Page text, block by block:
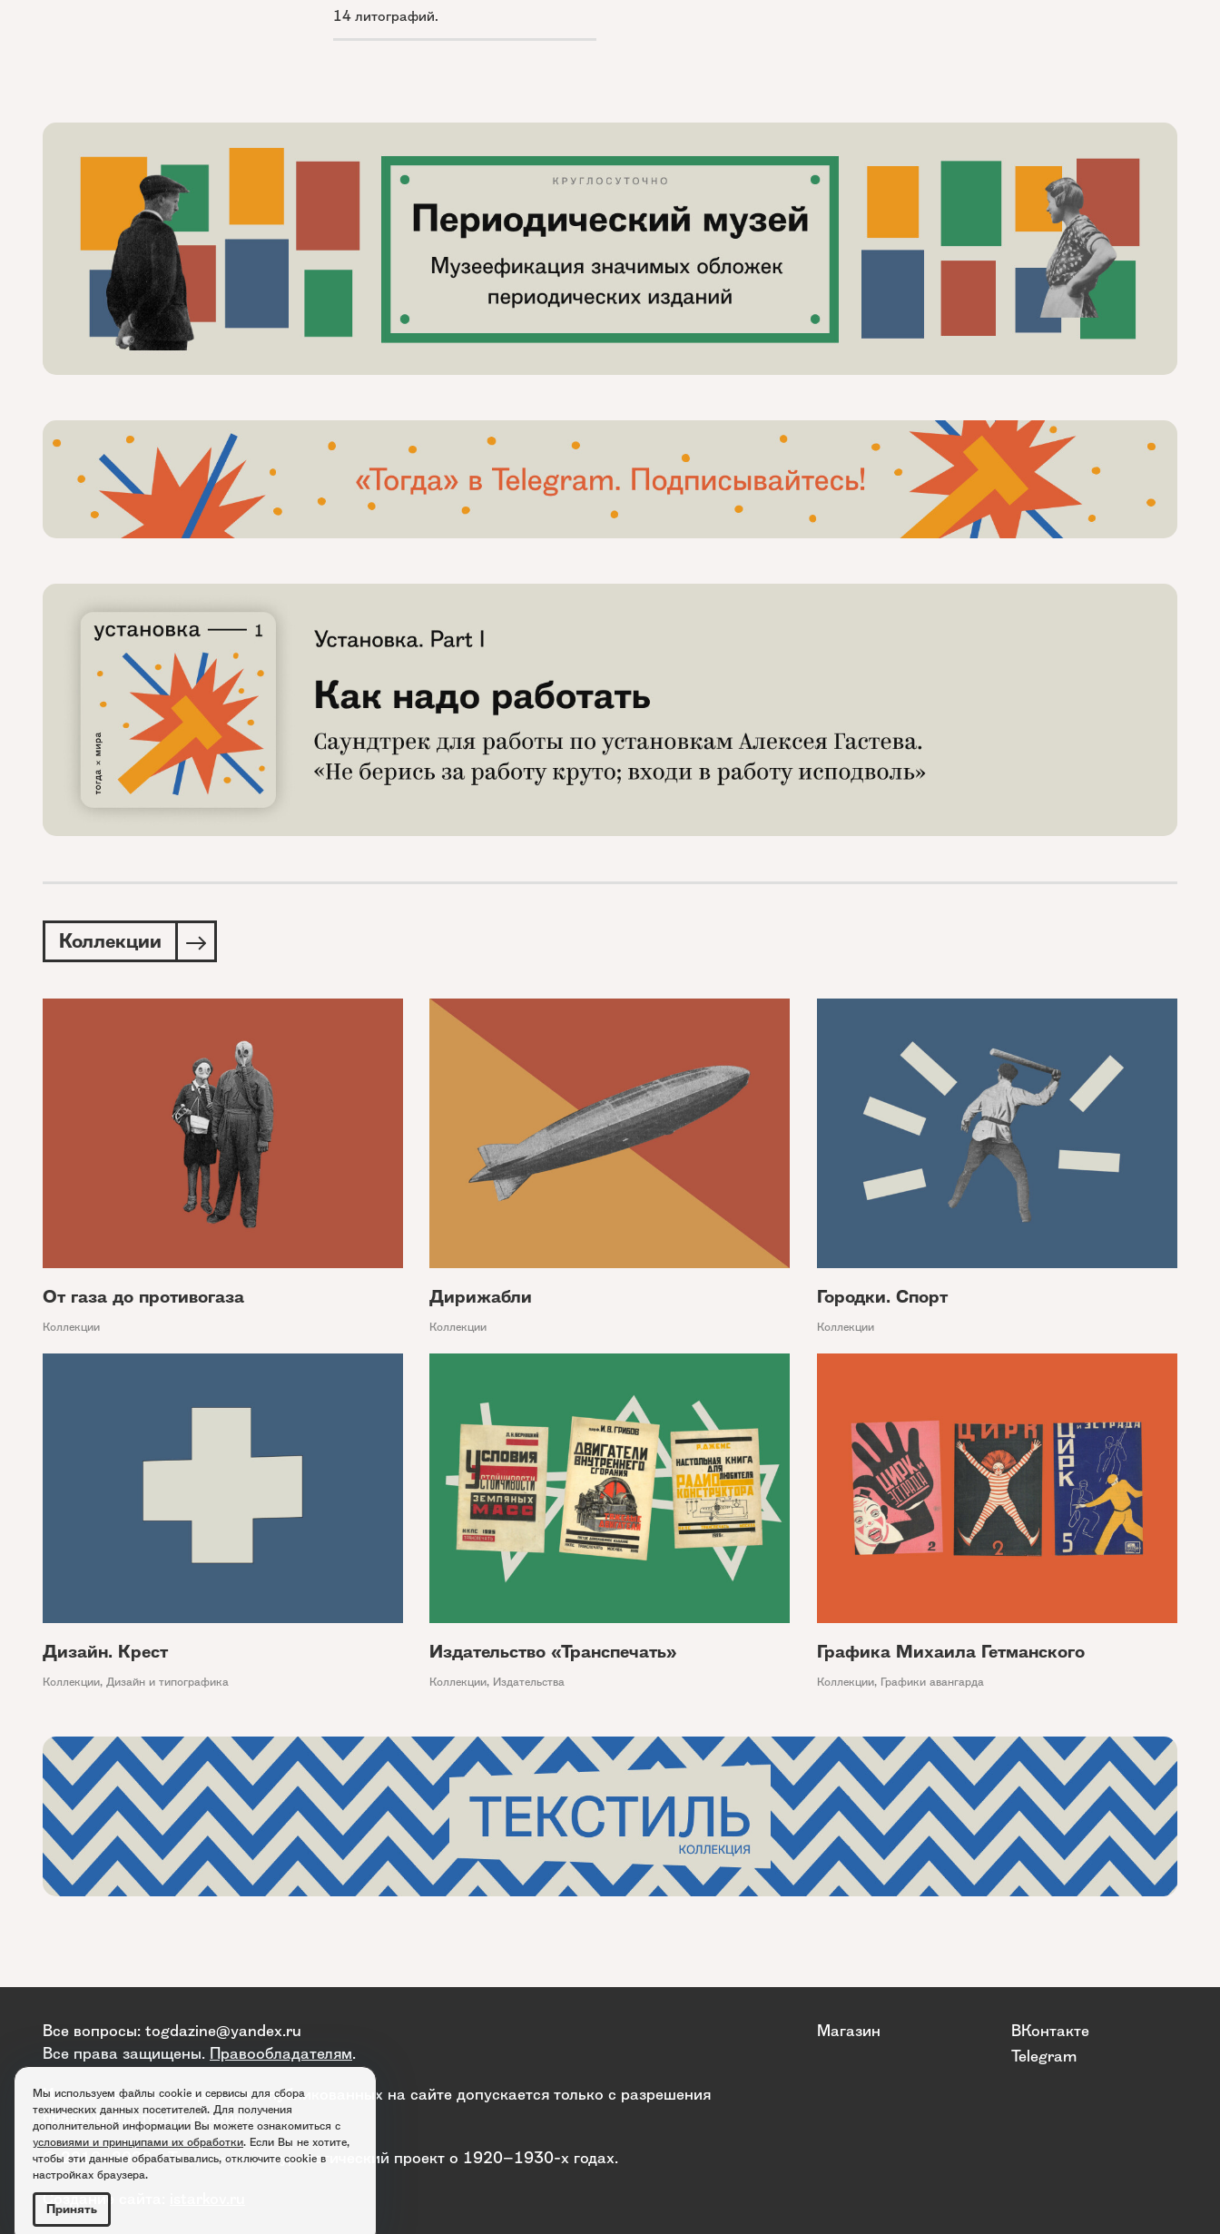
14 литографий.
Коллекции
От газа до противогаза
Коллекции
Дирижабли
Коллекции
Городки. Спорт
Коллекции
Дизайн. Крест
Коллекции, Дизайн и типографика
Издательство «Транспечать»
Коллекции, Издательства
Графика Михаила Гетманского
Коллекции, Графики авангарда
Магазин
ВКонтакте
Telegram
Все вопросы: togdazine@yandex.ru
Все права защищены. Правообладателям.
Использование материалов, опубликованных на сайте допускается только с разрешения
правообладателя и издания.
© 2016–2026. «Тогда» — культурологический проект о 1920–1930-х годах.
Создание сайта:
Мы используем файлы cookie и сервисы для сбора
технических данных посетителей. Для получения
дополнительной информации Вы можете ознакомиться с
условиями и принципами их обработки. Если Вы не хотите,
чтобы эти данные обрабатывались, отключите cookie в
настройках браузера.
Принять